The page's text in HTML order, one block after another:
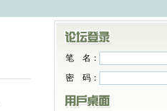
笔 名：
密 码：